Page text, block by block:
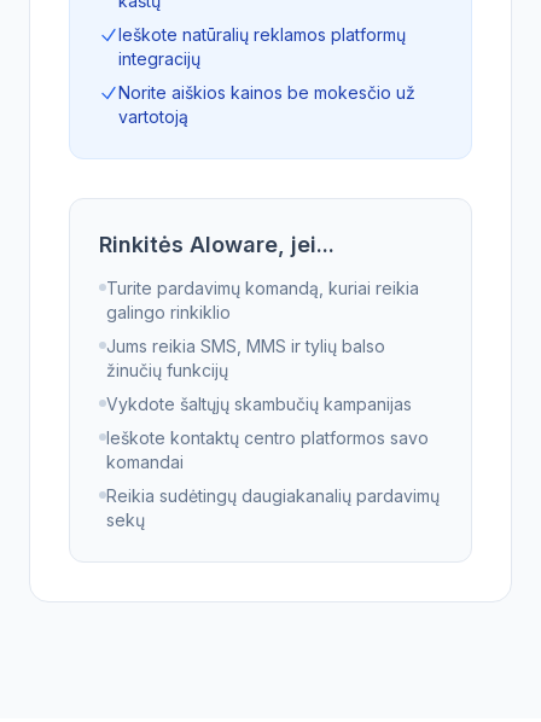
Ieškote natūralių reklamos platformų
integracijų
Norite aiškios kainos be mokesčio už
vartotoją
Rinkitės Aloware, jei...
Turite pardavimų komandą, kuriai reikia
galingo rinkiklio
Jums reikia SMS, MMS ir tylių balso
žinučių funkcijų
Vykdote šaltųjų skambučių kampanijas
Ieškote kontaktų centro platformos savo
komandai
Reikia sudėtingų daugiakanalių pardavimų
sekų